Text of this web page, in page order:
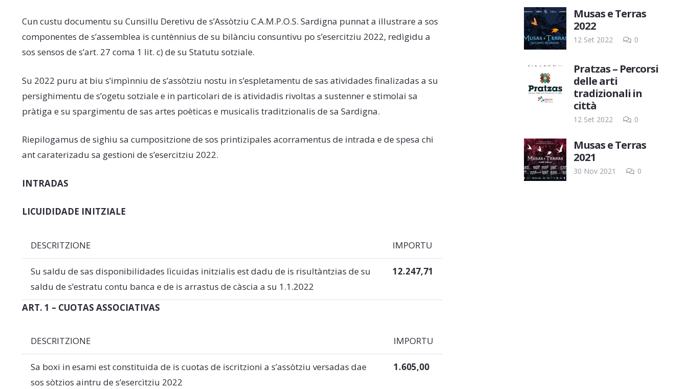
Cun custu documentu su Cunsillu Deretivu de s’Assòtziu C.A.M.P.O.S. Sardigna punnat a illustrare a sos
componentes de s’assemblea is cuntènnius de su bilànciu consuntivu po s’esercitziu 2022, redìgidu a
sos sensos de s’art. 27 coma 1 lit. c) de su Statutu sotziale.
Su 2022 puru at biu s’impìnniu de s’assòtziu nostu in s’espletamentu de sas atividades finalizadas a su
persighimentu de s’ogetu sotziale e in particolari de is atividadis rivoltas a sustenner e stimolai sa
pràtiga e su spargimentu de sas artes poèticas e musicalis traditzionalis de sa Sardigna.
Riepilogamus de sighiu sa cumpositzione de sos printizipales acorramentus de intrada e de spesa chi
ant caraterizadu sa gestioni de s’esercitziu 2022.
INTRADAS
LICUIDIDADE INITZIALE
DESCRITZIONE IMPORTU
Su saldu de sas disponibilidades lìcuidas initzialis est dadu de is risultàntzias de su
saldu de s’estratu contu banca e de is arrastus de càscia a su 1.1.2022
12.247,71
ART. 1 – CUOTAS ASSOCIATIVAS
DESCRITZIONE IMPORTU
Sa boxi in esami est constituida de is cuotas de iscritzioni a s’assòtziu versadas dae
sos sòtzios aintru de s’esercìtziu 2022
1.605,00
Musas e Terras
2022
12 Set 2022 0
Pratzas – Percorsi
delle arti
tradizionali in
città
12 Set 2022 0
Musas e Terras
2021
30 Nov 2021 0